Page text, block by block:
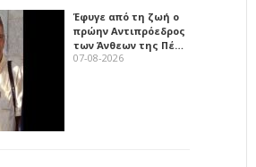
Έφυγε από τη ζωή ο
πρώην Αντιπρόεδρος
των Άνθεων της Πέ…
07-08-2026